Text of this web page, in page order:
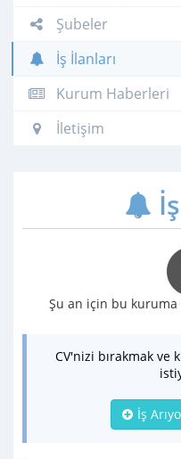
Şubeler
İş İlanları
Kurum Haberleri
İletişim
Şu an için bu
CV'nizi bırakmak ve
İş